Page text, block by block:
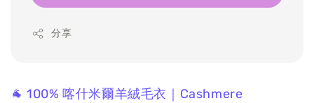
分享
🐐 100% 喀什米爾羊絨毛衣｜Cashmere